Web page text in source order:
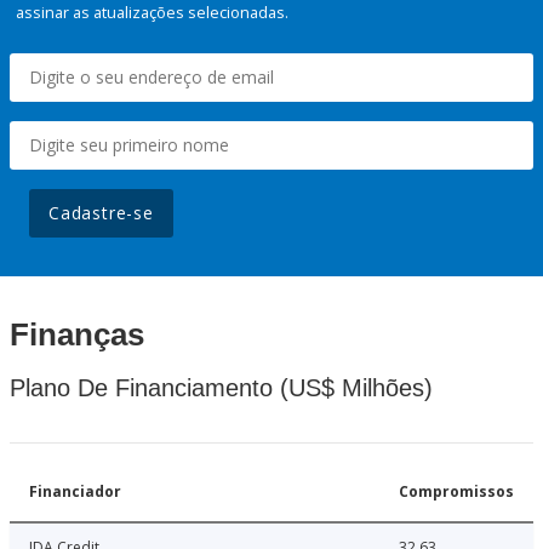
assinar as atualizações selecionadas.
Cadastre-se
Finanças
Plano De Financiamento (US$ Milhões)
Financiador Compromissos